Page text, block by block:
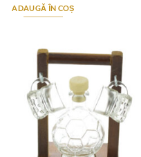
ADAUGĂ ÎN COȘ